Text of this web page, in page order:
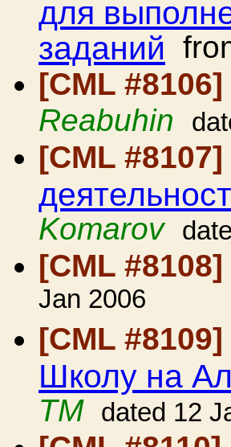
для
заданий
[CML #8106]
Reabuhin
[CML #8107]
Komarov
[CML #8108]
Jan 2006
[CML #8109]
Школу на
ТМ
dated 12